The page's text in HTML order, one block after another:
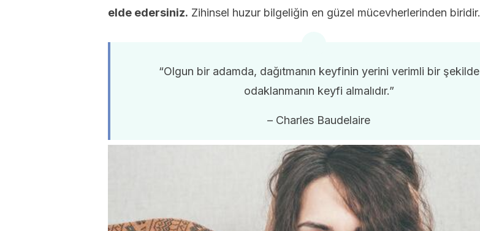
elde edersiniz. Zihinsel huzur bilgeliğin en güzel mücevherlerinden biridir.
“Olgun bir adamda, dağıtmanın keyfinin yerini verimli bir şekilde
odaklanmanın keyfi almalıdır.”
– Charles Baudelaire